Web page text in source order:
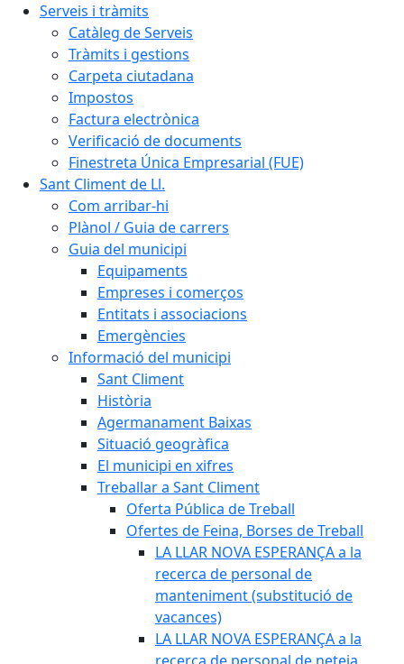
Serveis i tràmits
Catàleg de Serveis
Tràmits i gestions
Carpeta ciutadana
Impostos
Factura electrònica
Verificació de documents
Finestreta Única Empresarial (FUE)
Sant Climent de Ll.
Com arribar-hi
Plànol / Guia de carrers
Guia del municipi
Equipaments
Empreses i comerços
Entitats i associacions
Emergències
Informació del municipi
Sant Climent
Història
Agermanament Baixas
Situació geogràfica
El municipi en xifres
Treballar a Sant Climent
Oferta Pública de Treball
Ofertes de Feina, Borses de Treball
LA LLAR NOVA ESPERANÇA a la
recerca de personal de
manteniment (substitució de
vacances)
LA LLAR NOVA ESPERANÇA a la